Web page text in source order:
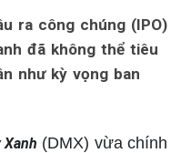
ra công chúng (IPO)
đã không thể tiêu
như kỳ vọng ban
(DMX) vừa chính